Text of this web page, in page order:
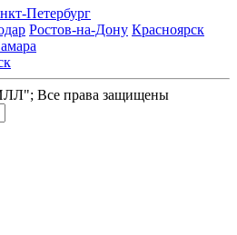
Петербург
Ростов-на-Дону Красноярск
Все права защищены